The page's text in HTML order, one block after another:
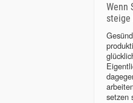
Wenn
steige
setzen